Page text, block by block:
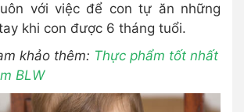
với việc để con tự ăn những
khi con được 6 tháng tuổi.
khảo thêm: Thực phẩm tốt nhất
BLW